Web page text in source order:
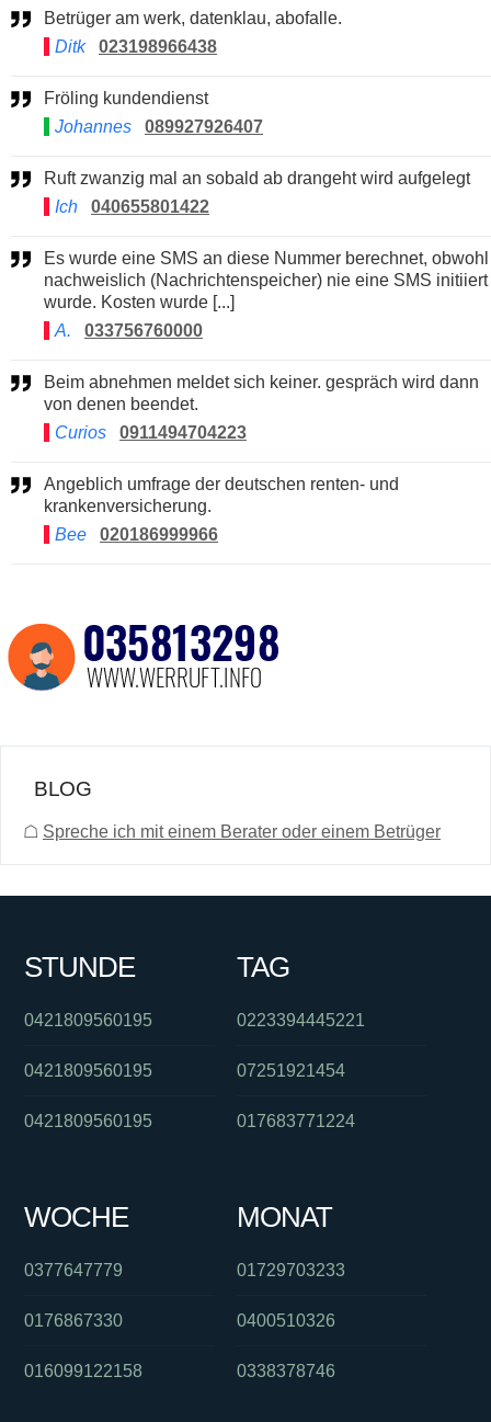
Betrüger am werk, datenklau, abofalle.
Ditk
023198966438
Fröling kundendienst
Johannes
089927926407
Ruft zwanzig mal an sobald ab drangeht wird aufgelegt
Ich
040655801422
Es wurde eine SMS an diese Nummer berechnet, obwohl
nachweislich (Nachrichtenspeicher) nie eine SMS initiiert
wurde. Kosten wurde [...]
A.
033756760000
Beim abnehmen meldet sich keiner. gespräch wird dann
von denen beendet.
Curios
0911494704223
Angeblich umfrage der deutschen renten- und
krankenversicherung.
Bee
020186999966
BLOG
☖ Spreche ich mit einem Berater oder einem Betrüger
STUNDE
0421809560195
0421809560195
0421809560195
TAG
0223394445221
07251921454
017683771224
WOCHE
0377647779
0176867330
016099122158
MONAT
01729703233
0400510326
0338378746